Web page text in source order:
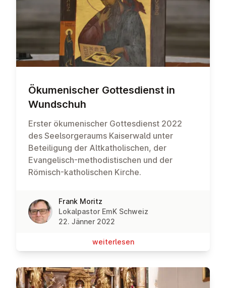
Öku­me­ni­scher Got­tes­dienst in
Wundschuh
Erster ökumenischer Gottesdienst 2022
des Seelsorgeraums Kaiserwald unter
Beteiligung der Altkatholischen, der
Evangelisch-methodistischen und der
Römisch-katholischen Kirche.
Frank Moritz
Lokalpastor EmK Schweiz
22. Jänner 2022
wei­ter­le­sen